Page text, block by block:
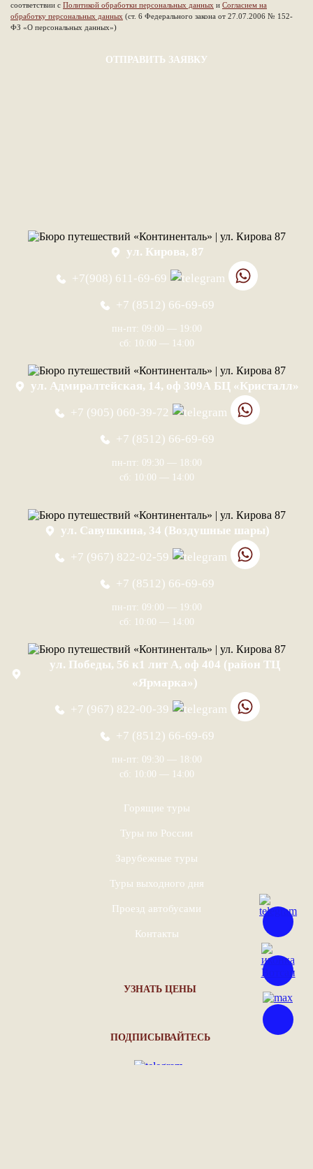
соответствии с Политикой обработки персональных данных и Согласием на
обработку персональных данных (ст. 6 Федерального закона от 27.07.2006 № 152-
ФЗ «О персональных данных»)
ул. Кирова, 87
+7(908) 611-69-69
+7 (8512) 66-69-69
пн-пт: 09:00 — 19:00
сб: 10:00 — 14:00
ул. Адмиралтейская, 14, оф 309А БЦ «Кристалл»
+7 (905) 060-39-72
+7 (8512) 66-69-69
пн-пт: 09:30 — 18:00
сб: 10:00 — 14:00
ул. Савушкина, 34 (Воздушные шары)
+7 (967) 822-02-59
+7 (8512) 66-69-69
пн-пт: 09:00 — 19:00
сб: 10:00 — 14:00
ул. Победы, 56 к1 лит А, оф 404 (район ТЦ
«Ярмарка»)
+7 (967) 822-00-39
+7 (8512) 66-69-69
пн-пт: 09:30 — 18:00
сб: 10:00 — 14:00
Горящие туры
Туры по России
Зарубежные туры
Туры выходного дня
Проезд автобусами
Контакты
УЗНАТЬ ЦЕНЫ
ПОДПИСЫВАЙТЕСЬ